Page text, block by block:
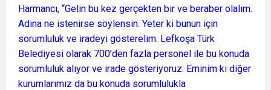
Harmancı, “Gelin bu kez gerçekten bir ve beraber olalım.
Adına ne istenirse söylensin. Yeter ki bunun için
sorumluluk ve iradeyi gösterelim. Lefkoşa Türk
Belediyesi olarak 700’den fazla personel ile bu konuda
sorumluluk alıyor ve irade gösteriyoruz. Eminim ki diğer
kurumlarımız da bu konuda sorumlulukla